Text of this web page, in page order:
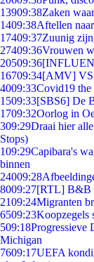
13909:38Zaken
1409:38Aftellen
17409:37Zuunig
27409:36Vrouwen
20509:36
16709:34[AMV] VS
4009:33Covid19 the
1509:33[SBS6] De
1709:32Oorlog in
309:29Draai hier
Stops)
109:29Capibara's
binnen
24009:28
8009:27[RTL] B&B
2109:24Migranten
6509:23Koopzegels
509:18Progressieve
Michigan
7609:17UEFA